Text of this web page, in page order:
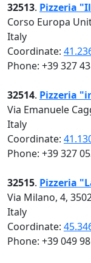
32513. Pizzeria
Corso Europa
Italy
Coordinate:
Phone: +39 327
32514. Pizzeria
Via Emanuele
Italy
Coordinate:
Phone: +39 327
32515. Pizzeria
Via Milano, 4,
Italy
Coordinate:
Phone: +39 049